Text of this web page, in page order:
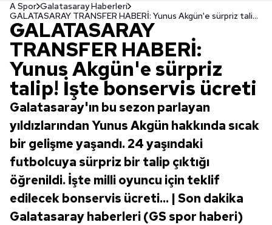
A Spor Galatasaray Haberleri
GALATASARAY TRANSFER HABERİ: Yunus Akgün'e sürpriz talip! İşte bonservis ücreti
GALATASARAY
TRANSFER HABERİ:
Yunus Akgün'e sürpriz
talip! İşte bonservis ücreti
Galatasaray'ın bu sezon parlayan
yıldızlarından Yunus Akgün hakkında sıcak
bir gelişme yaşandı. 24 yaşındaki
futbolcuya sürpriz bir talip çıktığı
öğrenildi. İşte milli oyuncu için teklif
edilecek bonservis ücreti... | Son dakika
Galatasaray haberleri (GS spor haberi)